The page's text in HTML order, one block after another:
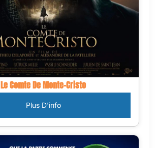
Le Comte De Monte-Cristo
Plus D'info